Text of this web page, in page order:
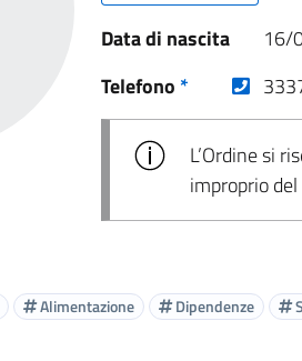
Data di nascita 16/
Telefono *
L’Ordine si
improprio
Alimentazione Dipendenze